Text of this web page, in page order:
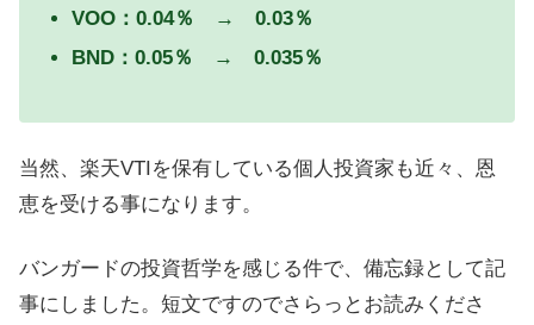
VOO：0.04％ → 0.03％
BND：0.05％ → 0.035％
当然、楽天VTIを保有している個人投資家も近々、恩
恵を受ける事になります。
バンガードの投資哲学を感じる件で、備忘録として記
事にしました。短文ですのでさらっとお読みくださ